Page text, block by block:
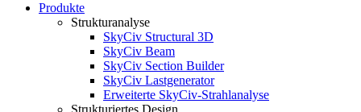
Produkte
Strukturanalyse
SkyCiv Structural 3D
SkyCiv Beam
SkyCiv Section Builder
SkyCiv Lastgenerator
Erweiterte SkyCiv-Strahlanalyse
Strukturiertes Design